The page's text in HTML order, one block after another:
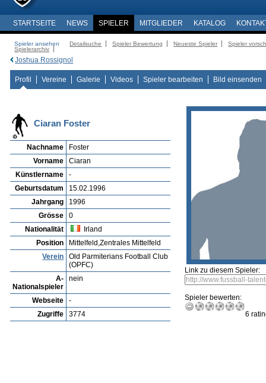
STARTSEITE NEWS SPIELER MITGLIEDER KATALOG
Spieler ansehen Detailsuche Spieler Bewertung Neueste Spieler
Spieler
Spielerarchiv
Joshua Rossignol
Profil Vereine Galerie Videos Spieler bearbeiten Bild einsenden
Ciaran Foster
Nachname
Foster
Vorname
Ciaran
Künstlername
-
Geburtsdatum
15.02.1996
Jahrgang
1996
Grösse
0
Nationalität
Irland
Position
Mittelfeld,Zentrales Mittelfeld
Verein
Old Parmiterians Football Club
(OPFC)
A-
Nationalspieler
nein
Webseite
-
Zugriffe
3774
Link zu diesem Spieler:
Spieler bewerten:
6